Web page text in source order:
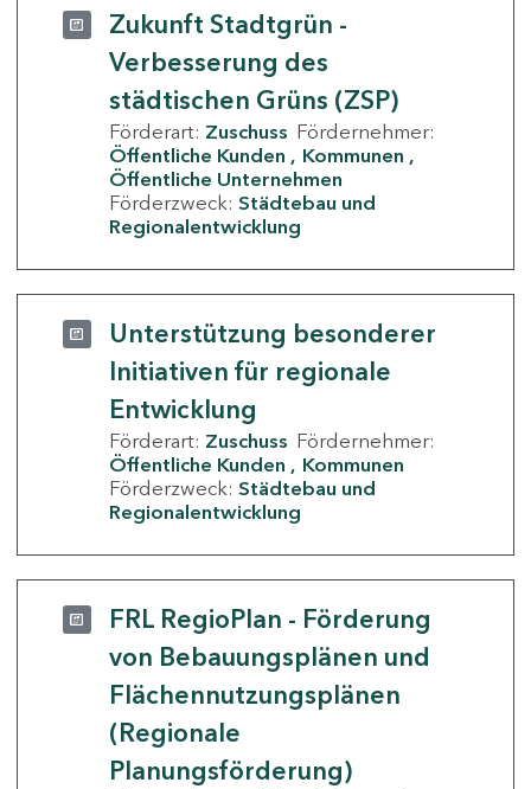
Zukunft Stadtgrün -
Verbesserung des
städtischen Grüns (ZSP)
Förderart: Zuschuss Fördernehmer:
Öffentliche Kunden
Kommunen
Öffentliche Unternehmen
Förderzweck: Städtebau und
Regionalentwicklung
Unterstützung besonderer
Initiativen für regionale
Entwicklung
Förderart: Zuschuss Fördernehmer:
Öffentliche Kunden
Kommunen
Förderzweck: Städtebau und
Regionalentwicklung
FRL RegioPlan - Förderung
von Bebauungsplänen und
Flächennutzungsplänen
(Regionale
Planungsförderung)